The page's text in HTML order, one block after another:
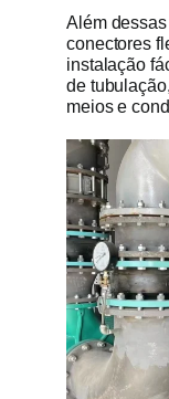
Além
conectores
instalação
de
meios e